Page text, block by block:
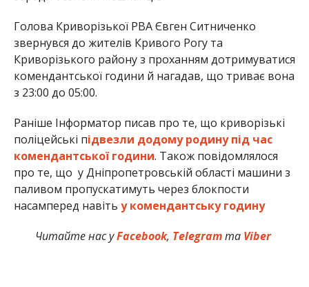
Голова Криворізької РВА Євген Ситниченко
звернувся до жителів Кривого Рогу та
Криворізького району з проханням дотримуватися
комендантської години й нагадав, що триває вона
з 23:00 до 05:00.
Раніше Інформатор писав про те, що криворізькі
поліцейські підвезли додому родину під час
комендантської години. Також повідомлялося
про те, що у Дніпропетровській області машини з
паливом пропускатимуть через блокпости
насамперед навіть у комендантську годину
Читайте нас уFacebook, Telegramта Viber